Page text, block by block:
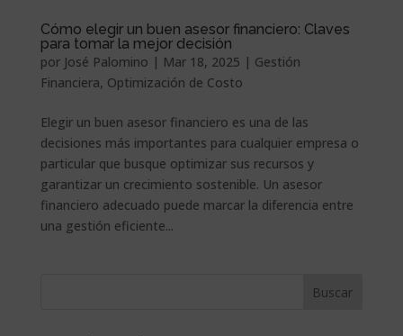
Cómo elegir un buen asesor financiero: Claves
para tomar la mejor decisión
por José Palomino | Mar 18, 2025 | Gestión
Financiera, Optimización de Costo
Elegir un buen asesor financiero es una de las
decisiones más importantes para cualquier empresa o
particular que busque optimizar sus recursos y
garantizar un crecimiento sostenible. Un asesor
financiero adecuado puede marcar la diferencia entre
una gestión eficiente...